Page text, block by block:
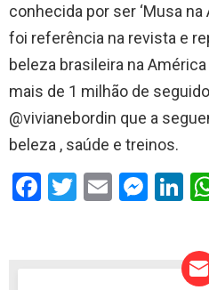
conhecida por ser ‘Musa na
foi referência na revista e
beleza brasileira na
mais de 1 milhão de
@vivianebordin que a
beleza , saúde e treinos.
F
T
E
M Li
ke
dI